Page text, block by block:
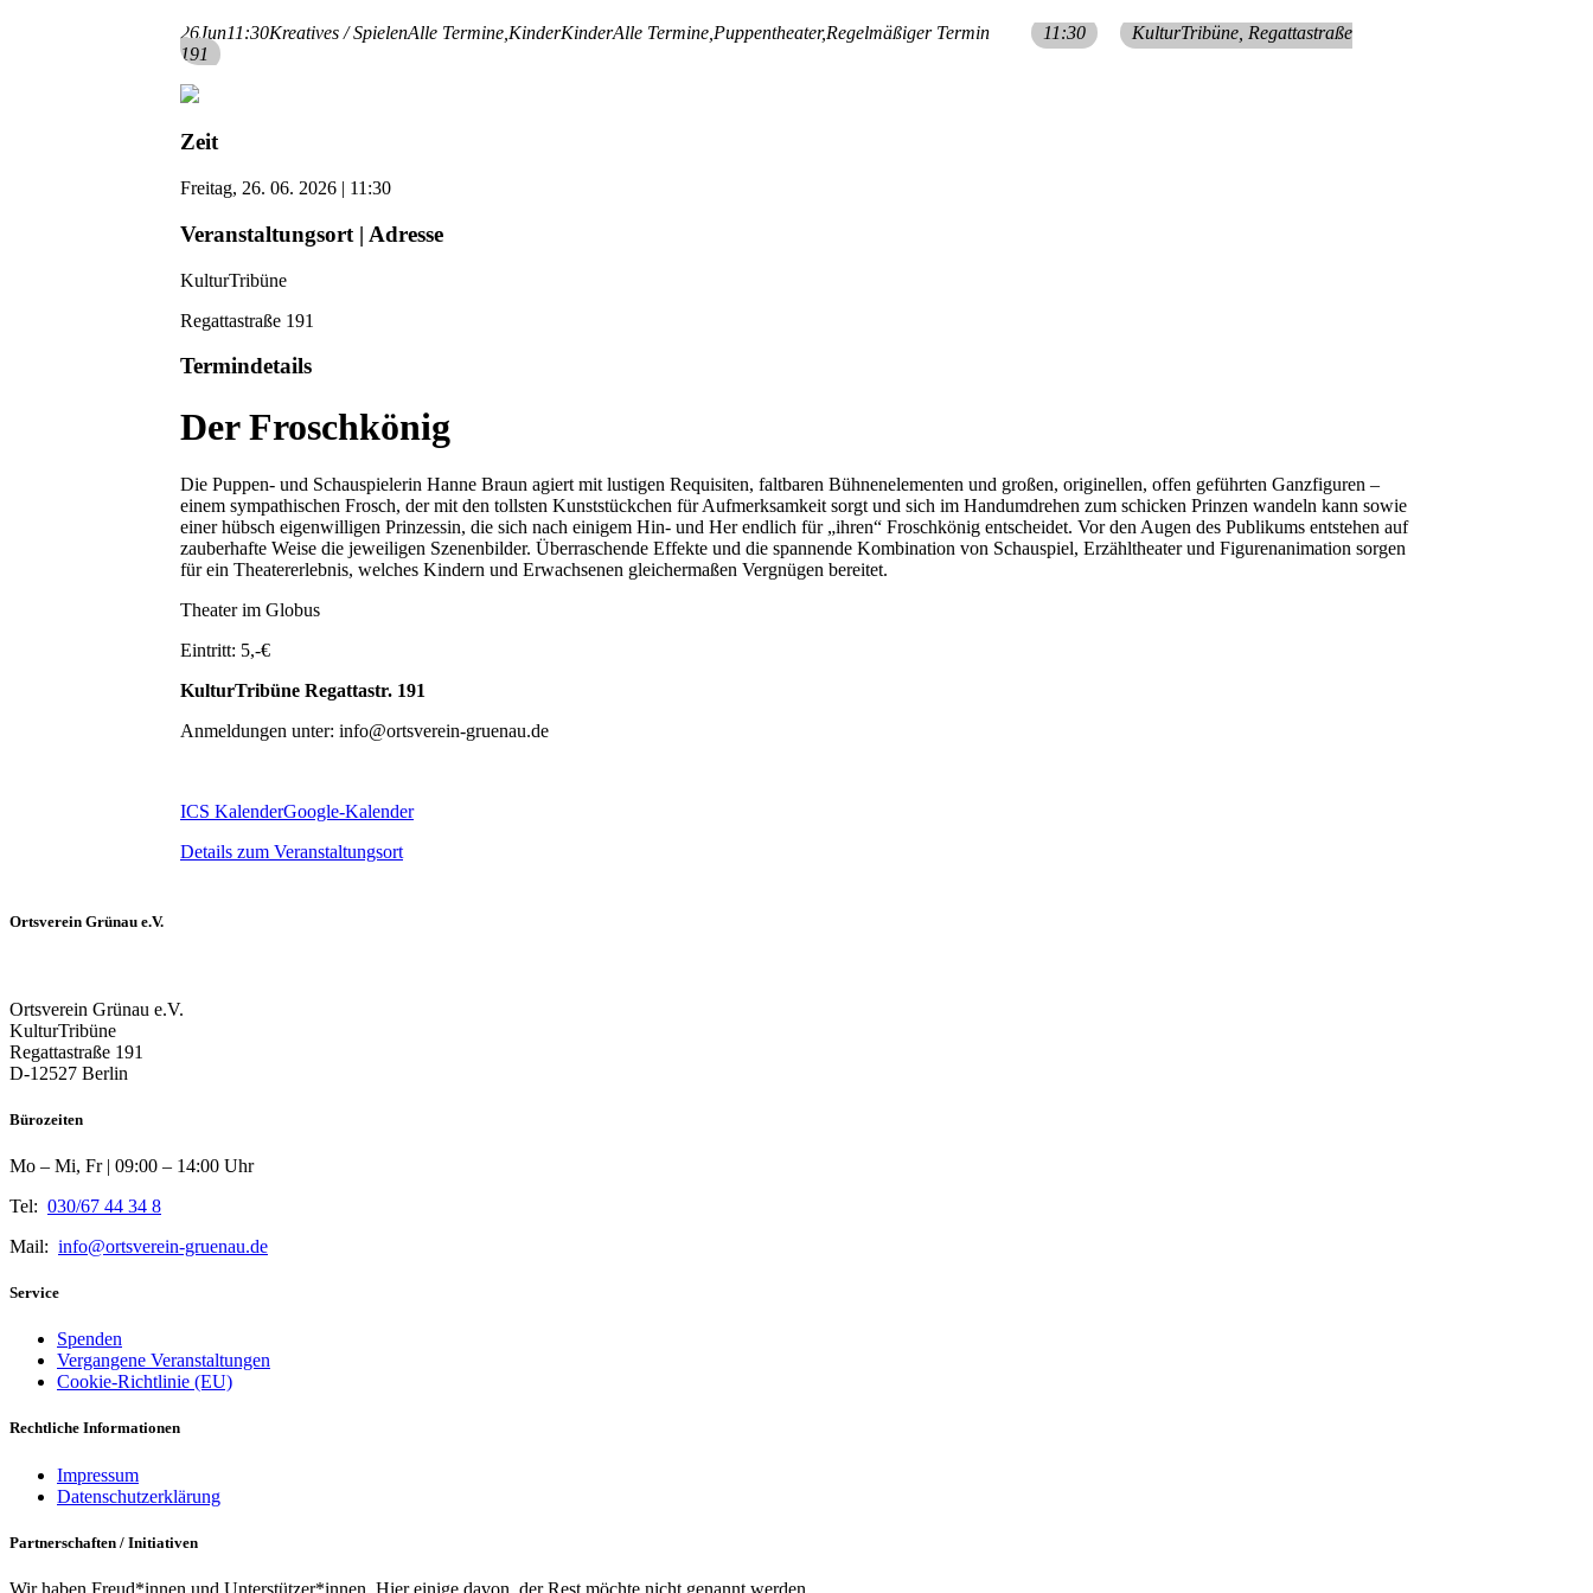
26Jun11:30Kreatives / SpielenAlle Termine, KinderKinderAlle Termine, Puppentheater,Regelmäßiger Termin 11:30 KulturTribüne , Regattastraße
191
Zeit
Freitag, 26. 06. 2026 | 11:30
Veranstaltungsort | Adresse
KulturTribüne
Regattastraße 191
Termindetails
Der Froschkönig
Die Puppen- und Schauspielerin Hanne Braun agiert mit lustigen Requisiten, faltbaren Bühnenelementen und großen, originellen, offen geführten Ganzfiguren –
einem sympathischen Frosch, der mit den tollsten Kunststückchen für Aufmerksamkeit sorgt und sich im Handumdrehen zum schicken Prinzen wandeln kann sowie
einer hübsch eigenwilligen Prinzessin, die sich nach einigem Hin- und Her endlich für „ihren“ Froschkönig entscheidet. Vor den Augen des Publikums entstehen auf
zauberhafte Weise die jeweiligen Szenenbilder. Überraschende Effekte und die spannende Kombination von Schauspiel, Erzähltheater und Figurenanimation sorgen
für ein Theatererlebnis, welches Kindern und Erwachsenen gleichermaßen Vergnügen bereitet.
Theater im Globus
Eintritt: 5,-€
KulturTribüne Regattastr. 191
Anmeldungen unter: info@ortsverein-gruenau.de
ICS KalenderGoogle-Kalender
Details zum Veranstaltungsort
Ortsverein Grünau e.V.
Ortsverein Grünau e.V.
KulturTribüne
Regattastraße 191
D-12527 Berlin
Bürozeiten
Mo – Mi, Fr | 09:00 – 14:00 Uhr
Tel: 030/67 44 34 8
Mail: info@ortsverein-gruenau.de
Service
Spenden
Vergangene Veranstaltungen
Cookie-Richtlinie (EU)
Rechtliche Informationen
Impressum
Datenschutzerklärung
Partnerschaften / Initiativen
Wir haben Freud*innen und Unterstützer*innen. Hier einige davon, der Rest möchte nicht genannt werden.